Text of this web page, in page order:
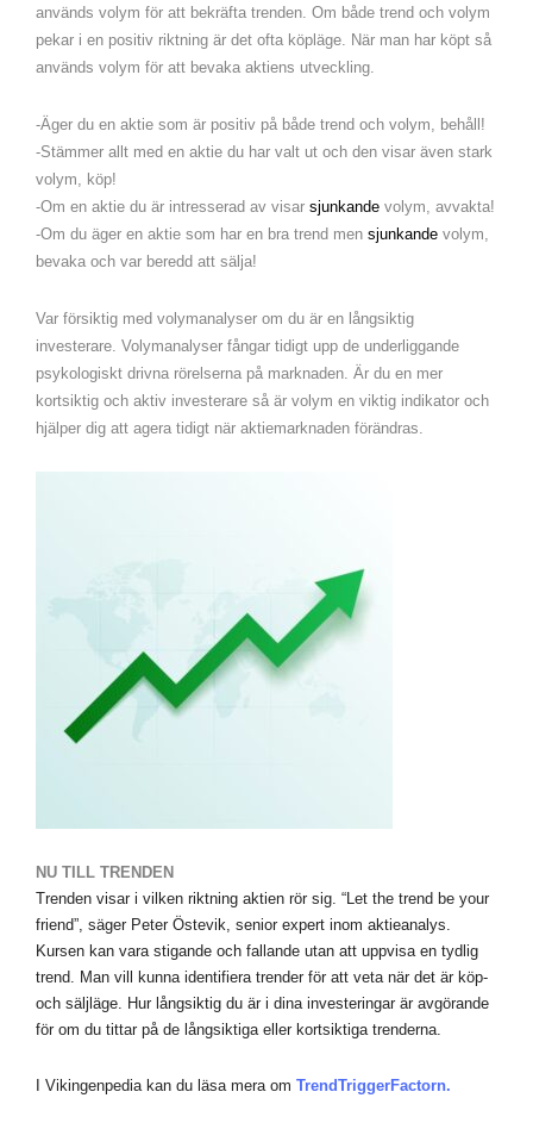
används volym för att bekräfta trenden. Om både trend och volym
pekar i en positiv riktning är det ofta köpläge. När man har köpt så
används volym för att bevaka aktiens utveckling.
-Äger du en aktie som är positiv på både trend och volym, behåll!
-Stämmer allt med en aktie du har valt ut och den visar även stark
volym, köp!
-Om en aktie du är intresserad av visar sjunkande volym, avvakta!
-Om du äger en aktie som har en bra trend men sjunkande volym,
bevaka och var beredd att sälja!
Var försiktig med volymanalyser om du är en långsiktig
investerare. Volymanalyser fångar tidigt upp de underliggande
psykologiskt drivna rörelserna på marknaden. Är du en mer
kortsiktig och aktiv investerare så är volym en viktig indikator och
hjälper dig att agera tidigt när aktiemarknaden förändras.
NU TILL TRENDEN
Trenden visar i vilken riktning aktien rör sig. “Let the trend be your
friend”, säger Peter Östevik, senior expert inom aktieanalys.
Kursen kan vara stigande och fallande utan att uppvisa en tydlig
trend. Man vill kunna identifiera trender för att veta när det är köp-
och säljläge. Hur långsiktig du är i dina investeringar är avgörande
för om du tittar på de långsiktiga eller kortsiktiga trenderna.
I Vikingenpedia kan du läsa mera om TrendTriggerFactorn.